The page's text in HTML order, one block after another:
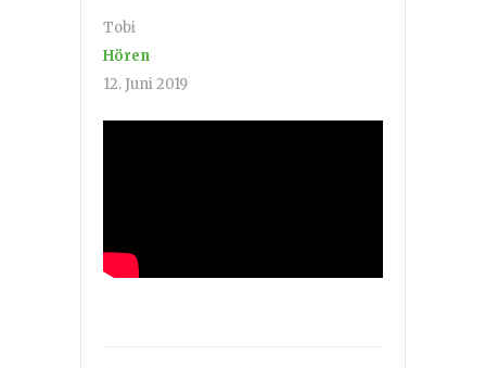
Tobi
Hören
12. Juni 2019